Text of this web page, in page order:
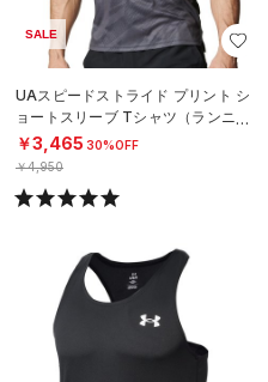
SALE
UAスピードストライド プリント シ
ョートスリーブ Tシャツ（ランニン
グ/MEN）
￥3,465 30%OFF
￥4,950